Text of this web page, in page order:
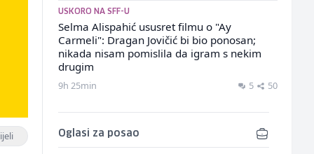
USKORO NA SFF-U
Selma Alispahić ususret filmu o "Ay
Carmeli": Dragan Jovičić bi bio ponosan;
nikada nisam pomislila da igram s nekim
drugim
9h 25min 5 50
Oglasi za posao